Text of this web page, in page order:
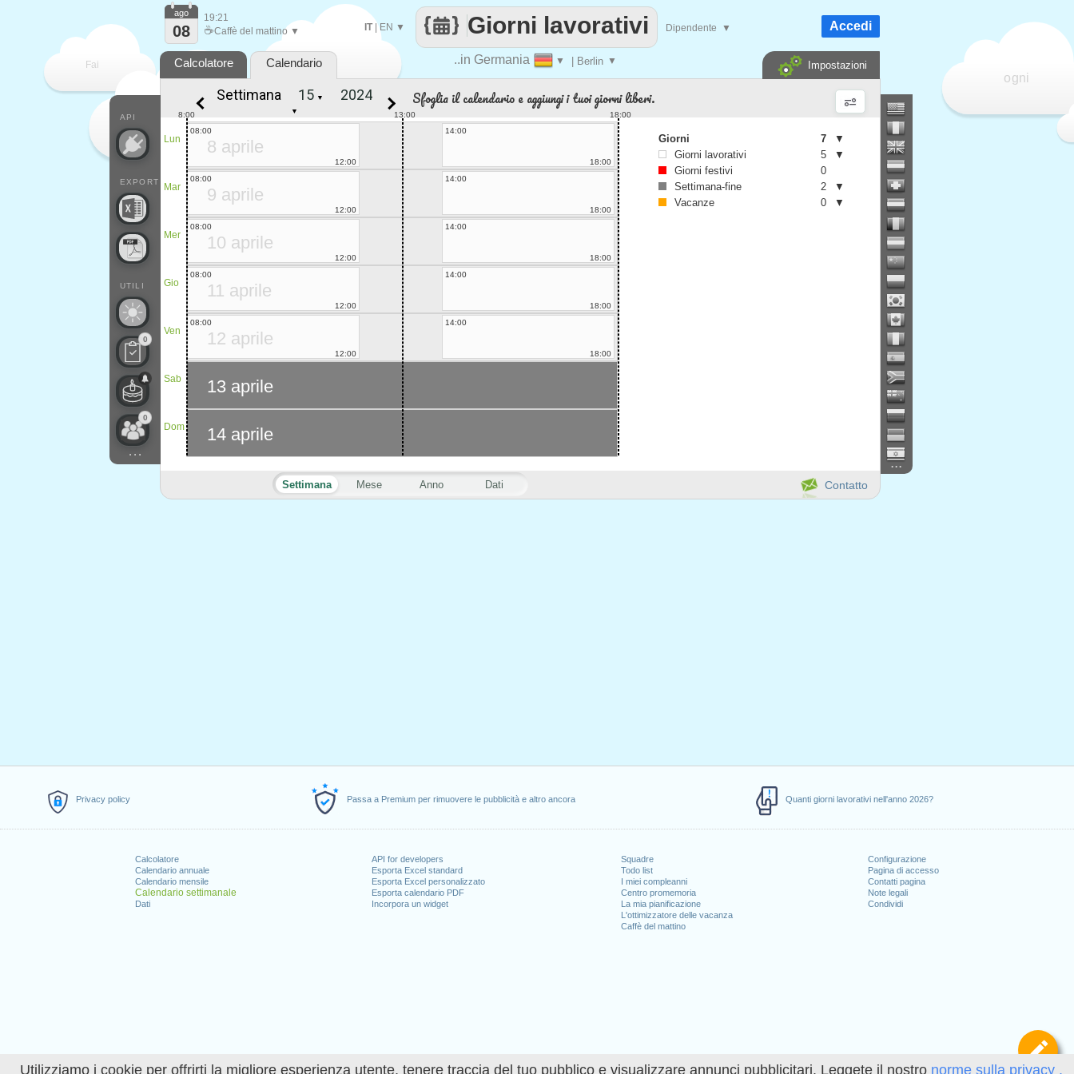
Utilizziamo i cookie per offrirti la migliore esperienza utente, tenere traccia del tuo pubblico e visualizzare annunci pubblicitari. Leggete il nostro norme sulla privacy .
Privacy policy Passa a Premium per rimuovere le pubblicità e altro ancora Quanti giorni lavorativi nell'anno 2026?
Calcolatore
Calendario annuale
Calendario mensile
Calendario settimanale
Dati
API for developers
Esporta Excel standard
Esporta Excel personalizzato
Esporta calendario PDF
Incorpora un widget
Squadre
Todo list
I miei compleanni
Centro promemoria
La mia pianificazione
L'ottimizzatore delle vacanza
Caffè del mattino
Configurazione
Pagina di accesso
Contatti pagina
Note legali
Condividi
Fai
contare
ogni
..in Germania ▼ | Berlin ▼
Giorni lavorativi
IT|EN ▼ Dipendente ▼
API
EXPORT
UTILI
0
0
...
ago
08
19:21
☕Caffè del mattino ▼ Accedi
Calcolatore Calendario Impostazioni
...
Contatto
Settimana Mese Anno Dati
Settimana
▼
▼
Sfoglia il calendario e aggiungi i tuoi giorni liberi.
Lun
Mar
Mer
Gio
Ven
Sab
Dom
13:00
8:00 18:00
8 aprile
08:00
12:00
14:00
18:00
9 aprile
08:00
12:00
14:00
18:00
10 aprile
08:00
12:00
14:00
18:00
11 aprile
08:00
12:00
14:00
18:00
12 aprile
08:00
12:00
14:00
18:00
13 aprile
14 aprile
Giorni 7
▼
Giorni lavorativi
5
▼
Giorni festivi
0
Settimana-fine
2
▼
Vacanze
0 ▼